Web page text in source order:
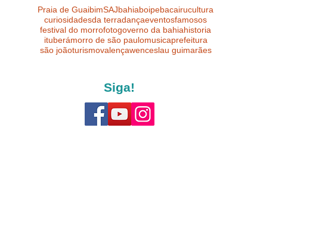
Praia de GuaibimSAJbahiaboipebacairucultura
curiosidadesda terradançaeventosfamosos
festival do morrofotogoverno da bahiahistoria
ituberámorro de são paulomusicaprefeitura
são joãoturismovalençawenceslau guimarães
Siga!